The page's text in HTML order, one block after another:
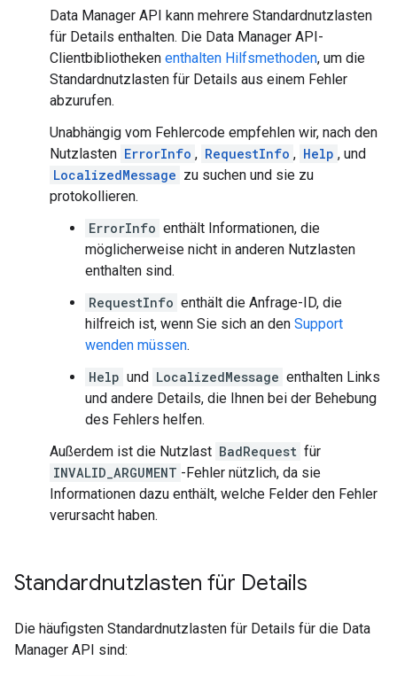
Data Manager API kann mehrere Standardnutzlasten
für Details enthalten. Die Data Manager API-
Clientbibliotheken enthalten Hilfsmethoden, um die
Standardnutzlasten für Details aus einem Fehler
abzurufen.
Unabhängig vom Fehlercode empfehlen wir, nach den
Nutzlasten ErrorInfo , RequestInfo , Help , und
LocalizedMessage zu suchen und sie zu
protokollieren.
ErrorInfo enthält Informationen, die
möglicherweise nicht in anderen Nutzlasten
enthalten sind.
RequestInfo enthält die Anfrage-ID, die
hilfreich ist, wenn Sie sich an den Support
wenden müssen.
Help und LocalizedMessage enthalten Links
und andere Details, die Ihnen bei der Behebung
des Fehlers helfen.
Außerdem ist die Nutzlast BadRequest für
INVALID_ARGUMENT -Fehler nützlich, da sie
Informationen dazu enthält, welche Felder den Fehler
verursacht haben.
Standardnutzlasten für Details
Die häufigsten Standardnutzlasten für Details für die Data
Manager API sind: